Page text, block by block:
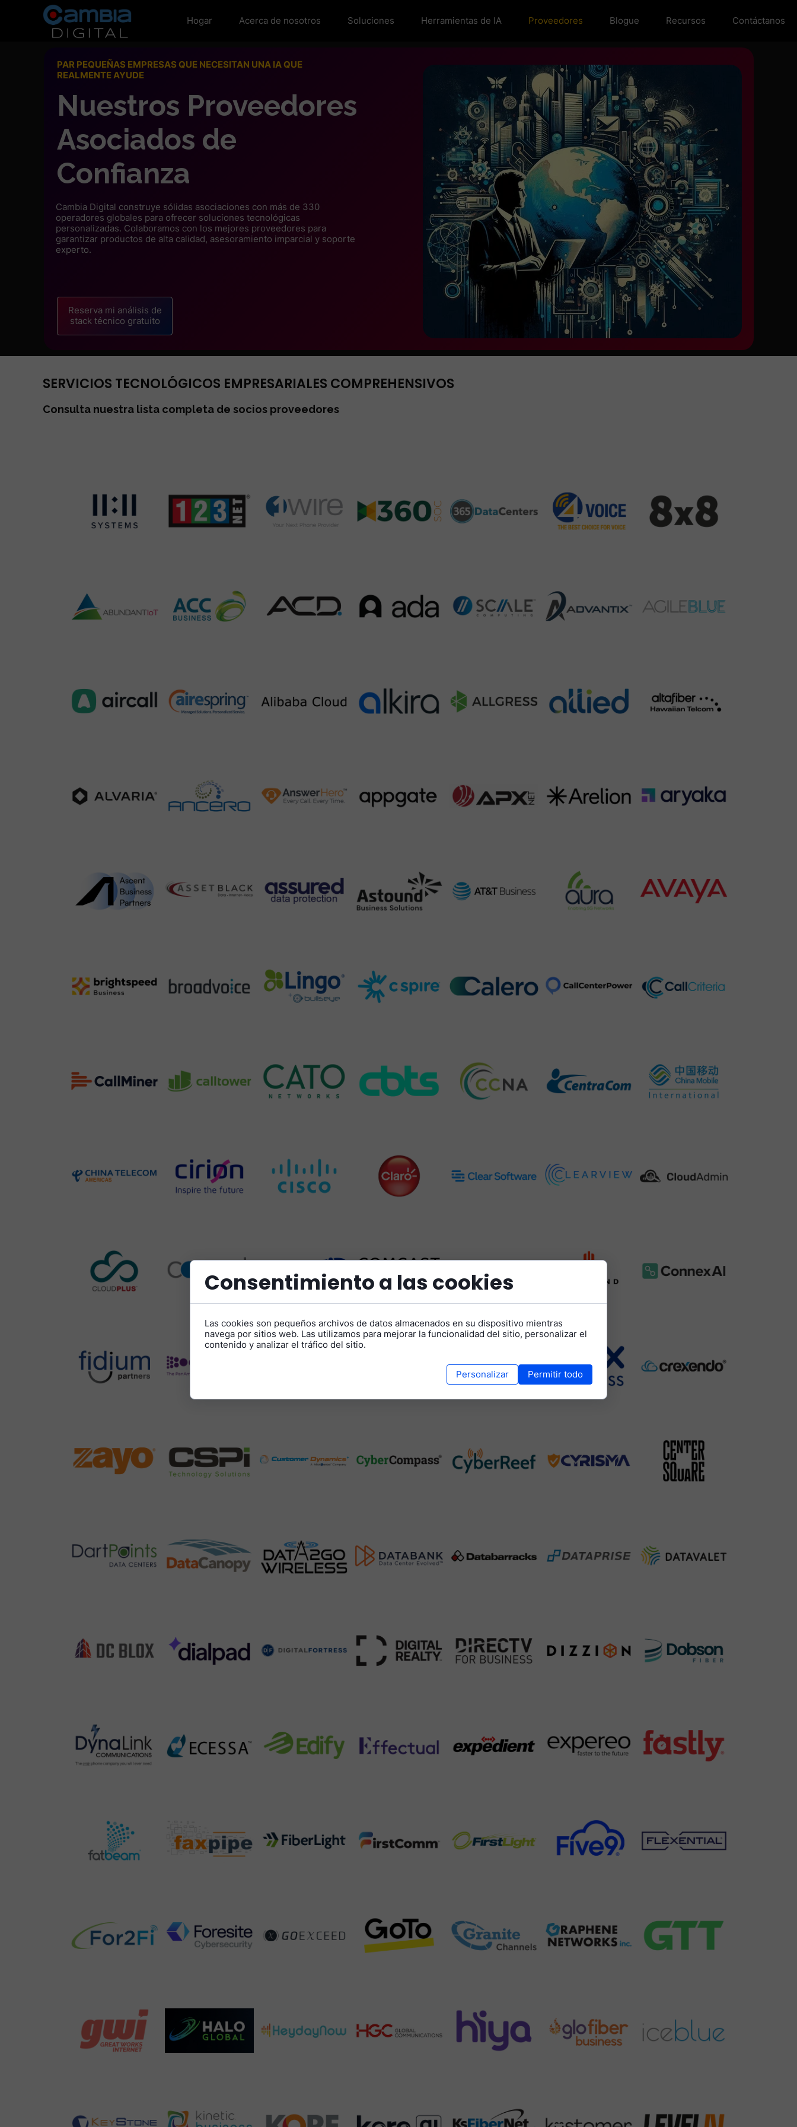
Hogar Acerca de nosotros Soluciones Herramientas de IA Proveedores Blogue Recursos Contáctanos
PAR PEQUEÑAS EMPRESAS QUE NECESITAN UNA IA QUE
REALMENTE AYUDE
Nuestros Proveedores
Asociados de
Confianza
Cambia Digital construye sólidas asociaciones con más de 330
operadores globales para ofrecer soluciones tecnológicas
personalizadas. Colaboramos con los mejores proveedores para
garantizar productos de alta calidad, asesoramiento imparcial y soporte
experto.
Reserva mi análisis de
stack técnico gratuito
SERVICIOS TECNOLÓGICOS EMPRESARIALES COMPREHENSIVOS
Consulta nuestra lista completa de socios proveedores
Consentimiento a las cookies
Las cookies son pequeños archivos de datos almacenados en su dispositivo mientras
navega por sitios web. Las utilizamos para mejorar la funcionalidad del sitio, personalizar el
contenido y analizar el tráfico del sitio.
Personalizar Permitir todo